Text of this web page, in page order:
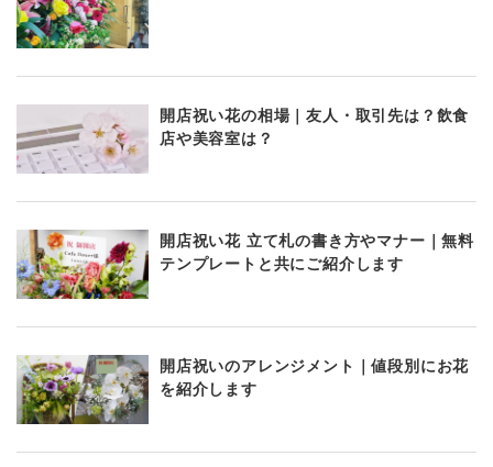
開店祝い花の相場｜友人・取引先は？飲食
店や美容室は？
開店祝い花 立て札の書き方やマナー｜無料
テンプレートと共にご紹介します
開店祝いのアレンジメント｜値段別にお花
を紹介します